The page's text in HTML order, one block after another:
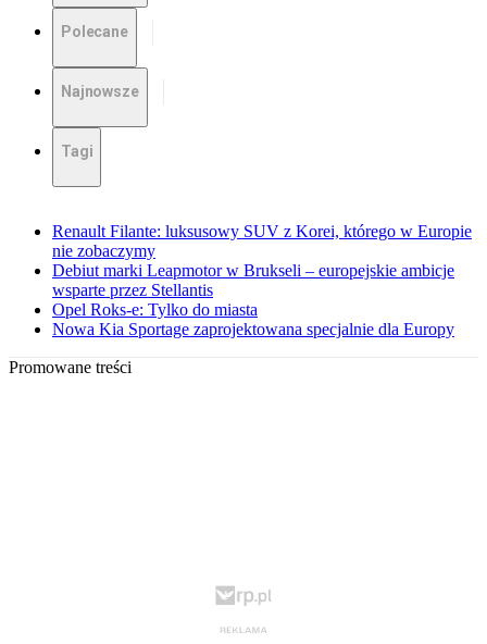
Polecane
Najnowsze
Tagi
Renault Filante: luksusowy SUV z Korei, którego w Europie
nie zobaczymy
Debiut marki Leapmotor w Brukseli – europejskie ambicje
wsparte przez Stellantis
Opel Roks-e: Tylko do miasta
Nowa Kia Sportage zaprojektowana specjalnie dla Europy
Promowane treści